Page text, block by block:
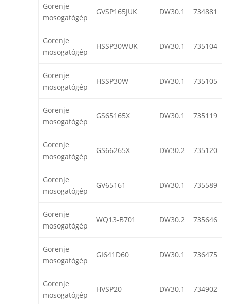
Gorenje
mosogatógép
GVSP165JUK DW30.1 734881
Gorenje
mosogatógép
HSSP30WUK DW30.1 735104
Gorenje
mosogatógép
HSSP30W DW30.1 735105
Gorenje
mosogatógép
GS65165X DW30.1 735119
Gorenje
mosogatógép
GS66265X DW30.2 735120
Gorenje
mosogatógép
GV65161 DW30.1 735589
Gorenje
mosogatógép
WQ13-B701 DW30.2 735646
Gorenje
mosogatógép
GI641D60 DW30.1 736475
Gorenje
mosogatógép
HVSP20 DW30.1 734902